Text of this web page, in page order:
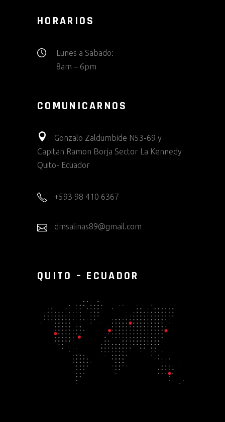
HORARIOS
Lunes a Sabado:
8am – 6pm
COMUNICARNOS
Gonzalo Zaldumbide N53-69 y
Capitan Ramon Borja Sector La Kennedy
Quito- Ecuador
+593 98 410 6367
dmsalinas89@gmail.com
QUITO – ECUADOR